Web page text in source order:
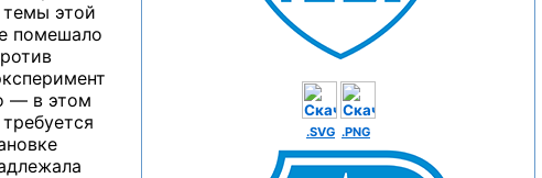
этой
помешало
— в этом
.SVG .PNG